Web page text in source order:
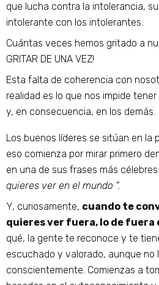
que lucha contra la intolerancia,
intolerante con los intolerantes.
Cuántas veces hemos gritado a
GRITAR DE UNA VEZ!
Esta falta de coherencia con
realidad es lo que nos impide
y, en consecuencia, en los demás.
Los buenos líderes se sitúan en la
eso comienza por mirar primero
en una de sus frases más célebres:
quieres ver en el mundo ”.
Y, curiosamente, cuando te
quieres ver fuera, lo de fuera
qué, la gente te reconoce y te
escuchado y valorado, aunque no
conscientemente. Comienzas a